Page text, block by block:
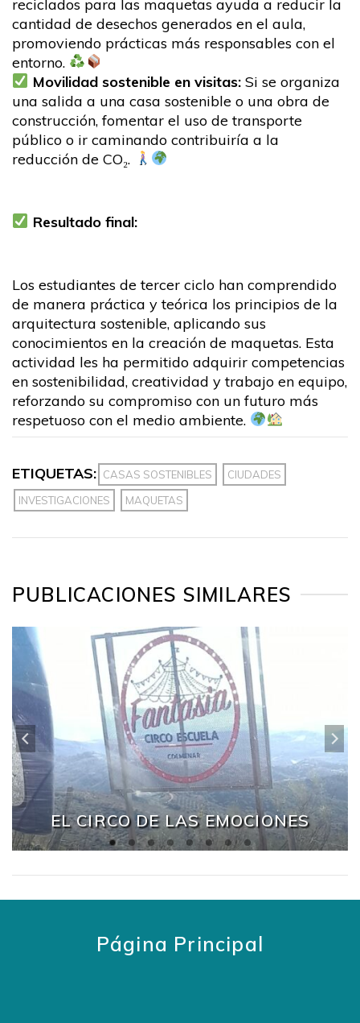
reciclados para las maquetas ayuda a reducir la
cantidad de desechos generados en el aula,
promoviendo prácticas más responsables con el
entorno.
Movilidad sostenible en visitas:Si se organiza
una salida a una casa sostenible o una obra de
construcción, fomentar el uso de transporte
público o ir caminando contribuiría a la
reducción de CO₂.
Resultado final:
Los estudiantes de tercer ciclo han comprendido
de manera práctica y teórica los principios de la
arquitectura sostenible, aplicando sus
conocimientos en la creación de maquetas. Esta
actividad les ha permitido adquirir competencias
en sostenibilidad, creatividad y trabajo en equipo,
reforzando su compromiso con un futuro más
respetuoso con el medio ambiente.
ETIQUETAS: CASAS SOSTENIBLES
CIUDADES
INVESTIGACIONES
MAQUETAS
PUBLICACIONES SIMILARES
EL CIRCO DE LAS EMOCIONES
Página Principal